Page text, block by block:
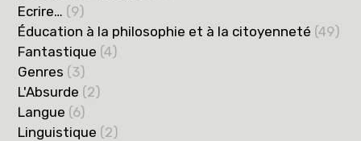
Ecrire… (9)
Éducation à la philosophie et à la citoyenneté (49)
Fantastique (4)
Genres (3)
L'Absurde (2)
Langue (6)
Linguistique (2)